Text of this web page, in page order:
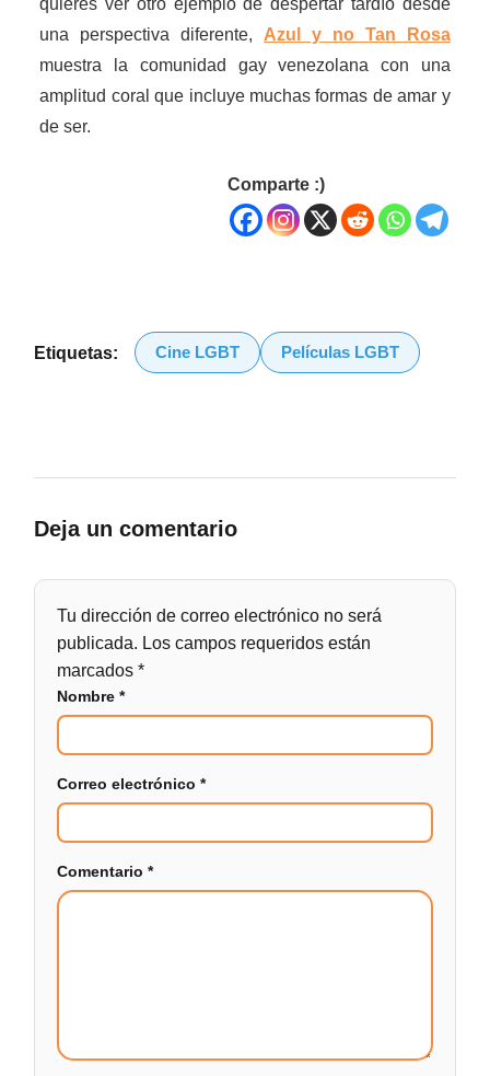
quieres ver otro ejemplo de despertar tardío desde
una perspectiva diferente, Azul y no Tan Rosa
muestra la comunidad gay venezolana con una
amplitud coral que incluye muchas formas de amar y
de ser.
Comparte :)
Etiquetas: Cine LGBT Películas LGBT
Deja un comentario
Tu dirección de correo electrónico no será
publicada. Los campos requeridos están
marcados*
Nombre*
Correo electrónico*
Comentario*